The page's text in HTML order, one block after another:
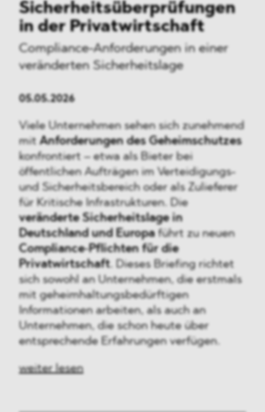
Sicherheitsüberprüfungen
in der Privatwirtschaft
Compliance-Anforderungen in einer
veränderten Sicherheitslage
05.05.2026
Viele Unternehmen sehen sich zunehmend
mitAnforderungen des Geheimschutzes
konfrontiert – etwa als Bieter bei
öffentlichen Aufträgen im Verteidigungs-
und Sicherheitsbereich oder als Zulieferer
für Kritische Infrastrukturen. Die
veränderte Sicherheitslage in
Deutschland und Europaführt zu neuen
Compliance‑Pflichten für die
Privatwirtschaft. Dieses Briefing richtet
sich sowohl an Unternehmen, die erstmals
mit geheimhaltungsbedürftigen
Informationen arbeiten, als auch an
Unternehmen, die schon heute über
entsprechende Erfahrungen verfügen.
weiter lesen